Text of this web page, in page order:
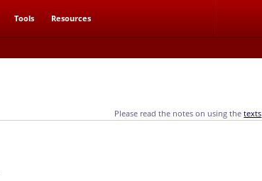
Tools Resources
Please read the notes on using thetexts